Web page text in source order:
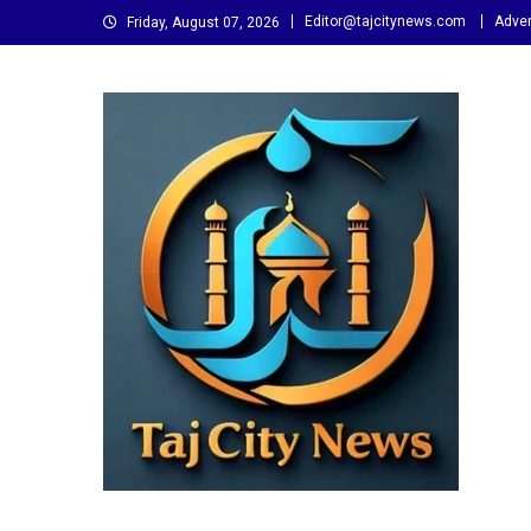
to
Friday, August 07, 2026 Editor@tajcitynews.com